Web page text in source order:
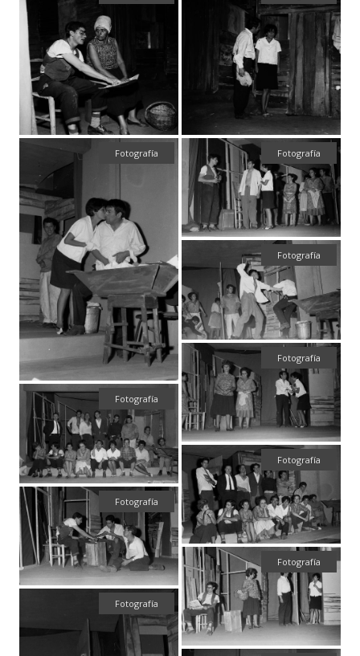
Fotografía Fotografía
Fotografía
Fotografía
Fotografía
Fotografía
Fotografía
Fotografía
Fotografía